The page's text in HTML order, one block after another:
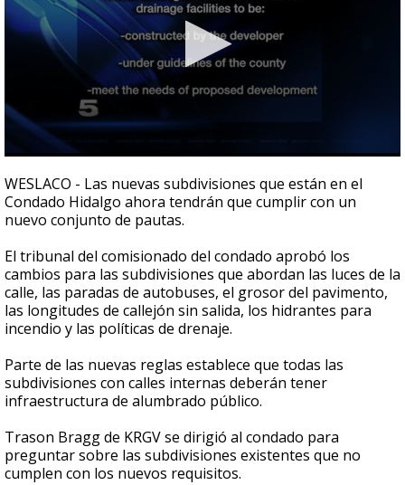
seconds
of
1
minute,
seconds
WESLACO - Las nuevas subdivisiones que están en el
Condado Hidalgo ahora tendrán que cumplir con un
nuevo conjunto de pautas.
El tribunal del comisionado del condado aprobó los
cambios para las subdivisiones que abordan las luces de la
calle, las paradas de autobuses, el grosor del pavimento,
las longitudes de callejón sin salida, los hidrantes para
incendio y las políticas de drenaje.
Parte de las nuevas reglas establece que todas las
subdivisiones con calles internas deberán tener
infraestructura de alumbrado público.
Trason Bragg de KRGV se dirigió al condado para
preguntar sobre las subdivisiones existentes que no
cumplen con los nuevos requisitos.